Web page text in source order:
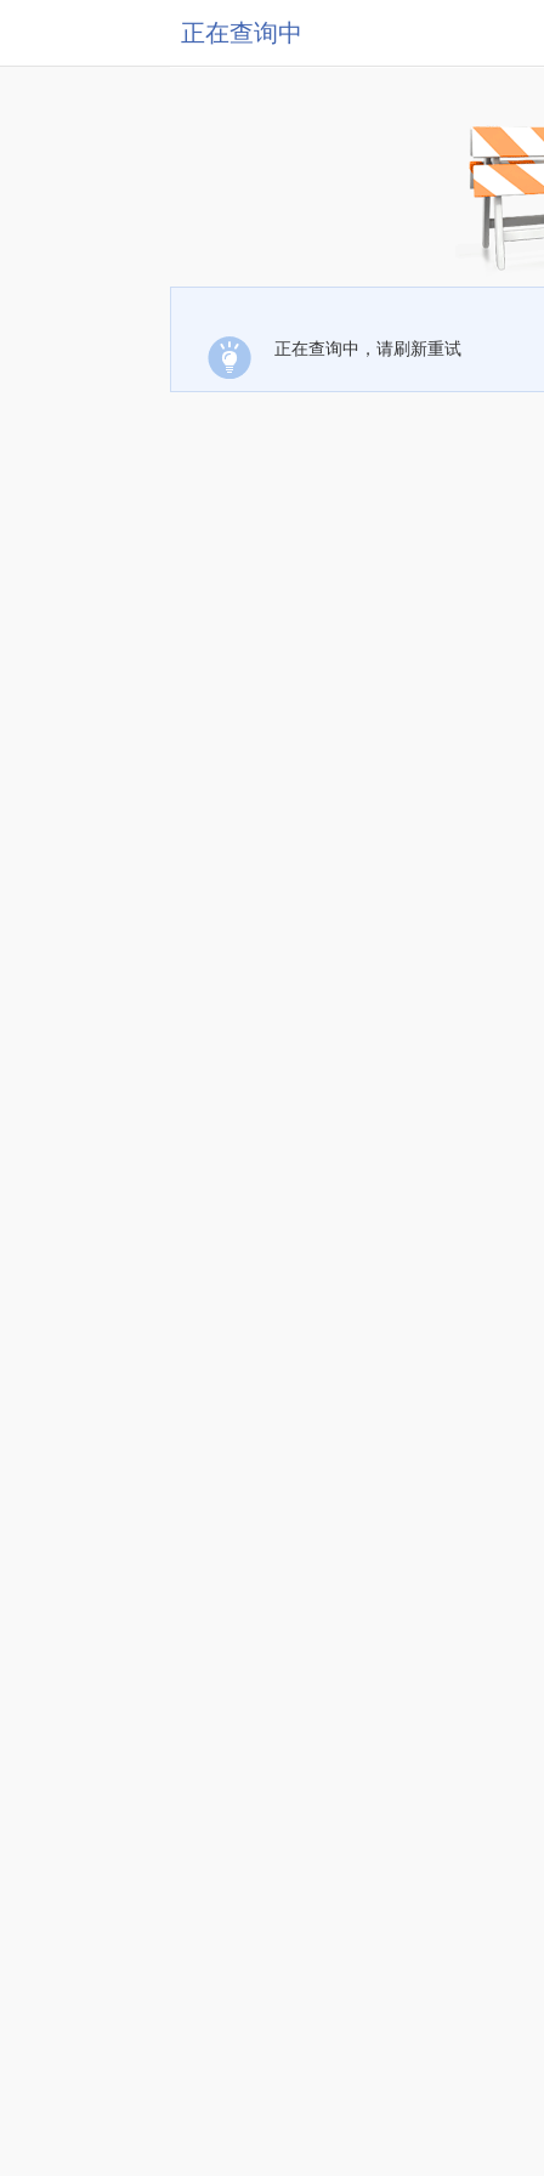
正在查询中
正在查询中，请刷新重试